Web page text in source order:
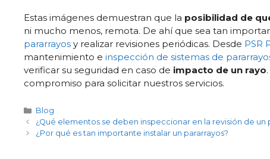
Estas imágenes demuestran que la posibilidad de
ni mucho menos, remota. De ahí que sea tan
pararrayos y realizar revisiones periódicas. Desde PSR
mantenimiento e inspección de sistemas de
verificar su seguridad en caso de impacto de un rayo
compromiso para solicitar nuestros servicios.
Categorías
Blog
¿Qué elementos se deben inspeccionar en la revisión de un
¿Por qué es tan importante instalar un pararrayos?